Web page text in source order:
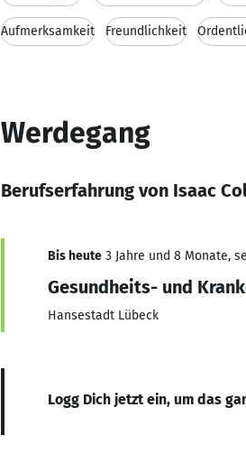
Aufmerksamkeit Freundlichkeit
Werdegang
Berufserfahrung von Isaac
Bis heute 3 Jahre und 8 Monate,
Gesundheits- und
Hansestadt Lübeck
Logg Dich jetzt ein, um das